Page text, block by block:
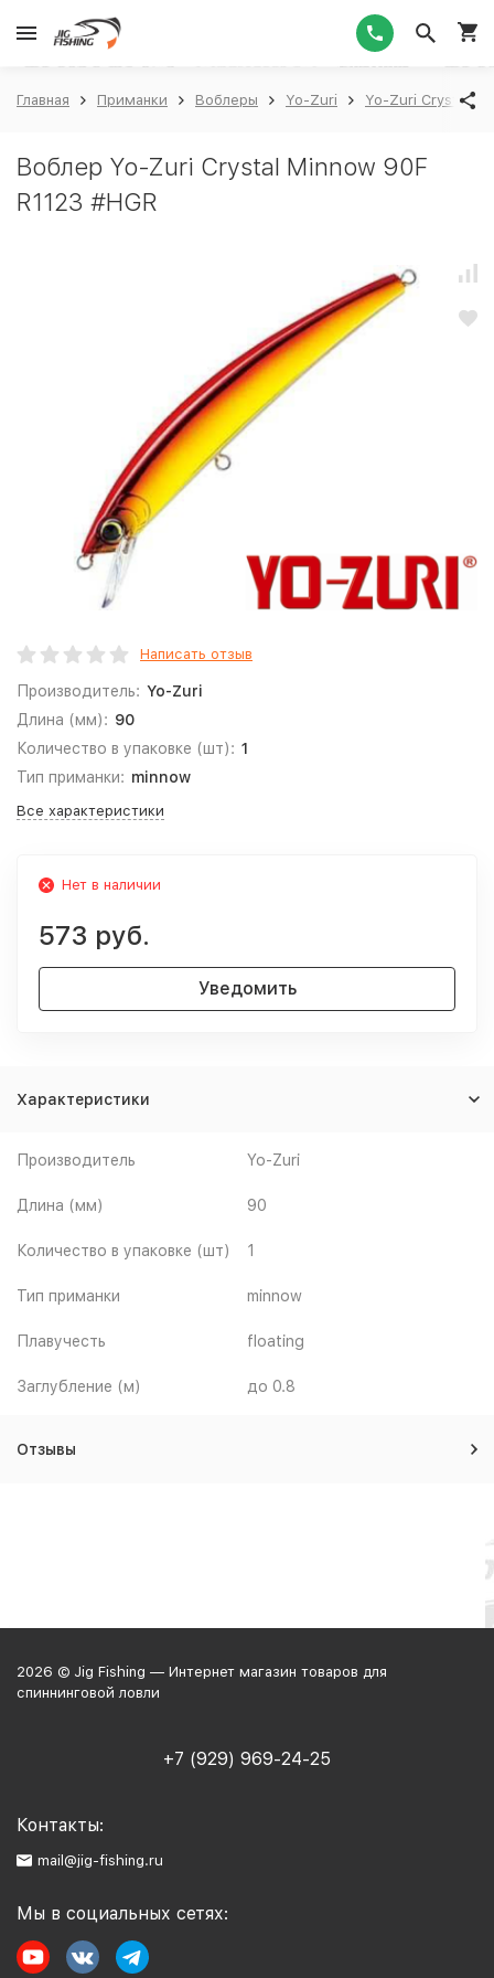
Главная Приманки Воблеры Yo-Zuri Yo-Zuri Crystal
Воблер Yo-Zuri Crystal Minnow 90F
R1123 #HGR
Написать отзыв
Производитель: Yo-Zuri
Длина (мм): 90
Количество в упаковке (шт): 1
Тип приманки: minnow
Все характеристики
Нет в наличии
573 руб.
Уведомить
Характеристики
Производитель Yo-Zuri
Длина (мм) 90
Количество в упаковке (шт) 1
Тип приманки minnow
Плавучесть floating
Заглубление (м) до 0.8
Отзывы
2026 © Jig Fishing — Интернет магазин товаров для
спиннинговой ловли
+7 (929) 969-24-25
Контакты:
mail@jig-fishing.ru
Мы в социальных сетях: